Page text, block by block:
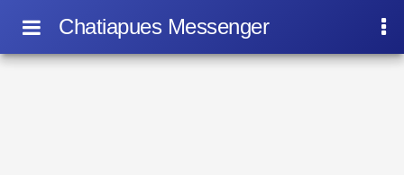
Chatiapues Messenger